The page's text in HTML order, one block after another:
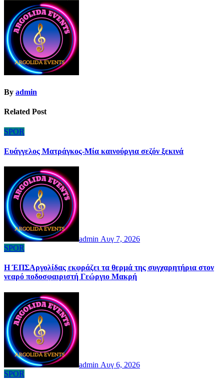
By admin
Related Post
SPOR
Ευάγγελος Ματράγκος-Μία καινούργια σεζόν ξεκινά
admin Αυγ 7, 2026
SPOR
Η ΈΠΣΑργολίδας εκφράζει τα θερμά της συγχαρητήρια στον
νεαρό ποδοσφαιριστή Γεώργιο Μακρή
admin Αυγ 6, 2026
SPOR